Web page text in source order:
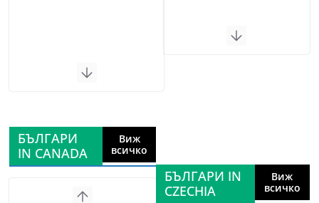
БЪЛГАРИ
IN CANADA
Виж
всичко
БЪЛГАРИ IN
CZECHIA
Виж
всичко